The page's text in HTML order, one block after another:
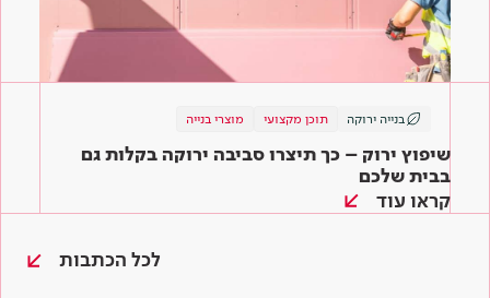
בנייה ירוקה תוכן מקצועי מוצרי בנייה
שיפוץ ירוק – כך תיצרו סביבה ירוקה בקלות גם
בבית שלכם
קראו עוד
לכל הכתבות